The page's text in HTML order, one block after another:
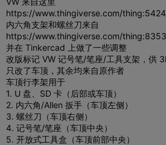
https://www.thingiverse.com/
内六角支架和螺丝刀来自
https://www.thingiverse.com/
并在 Tinkercad 上做了一些调整
改版标记 VW 记号笔/笔座/工具支架，供
只改了车顶，其余均来自原作者
车顶行李架用于
1. U 盘、SD 卡（后部或车顶）
2. 内六角/Allen 扳手（车顶左侧）
3. 螺丝刀（车顶右侧）
4. 记号笔/笔座（车顶中央）
5. 开放式工具盒（车顶前部中央）